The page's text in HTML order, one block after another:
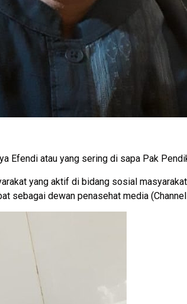
Efendi atau yang sering di sapa Pak
yang aktif di bidang sosial
sebagai dewan penasehat media